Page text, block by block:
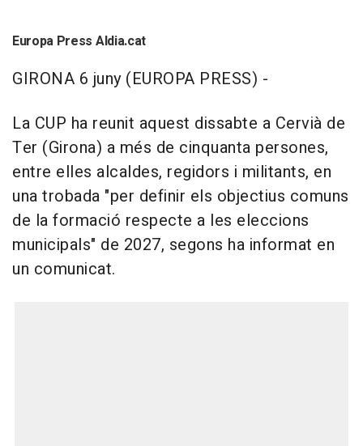
Europa Press Aldia.cat
GIRONA 6 juny (EUROPA PRESS) -
La CUP ha reunit aquest dissabte a Cervià de
Ter (Girona) a més de cinquanta persones,
entre elles alcaldes, regidors i militants, en
una trobada "per definir els objectius comuns
de la formació respecte a les eleccions
municipals" de 2027, segons ha informat en
un comunicat.